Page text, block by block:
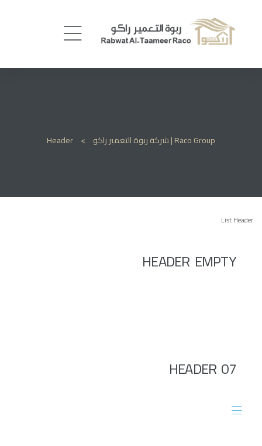
Raco Group | شركة ربوة التعمير راكو >
Header
List Header
HEADER EMPTY
HEADER 07